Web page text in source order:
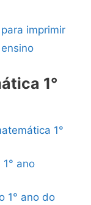
imprimir
1°
1°
ano
1° ano do